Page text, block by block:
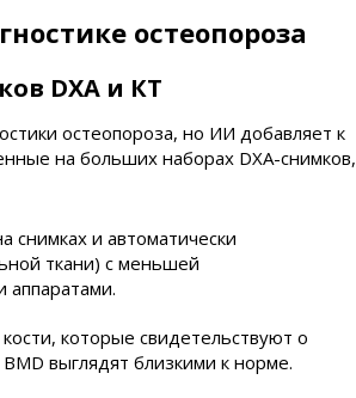
остеопороза
DXA и КТ
остеопороза, но ИИ добавляет к
на больших наборах DXA-снимков,
снимках и автоматически
ткани) с меньшей
которые свидетельствуют о
выглядят близкими к норме.